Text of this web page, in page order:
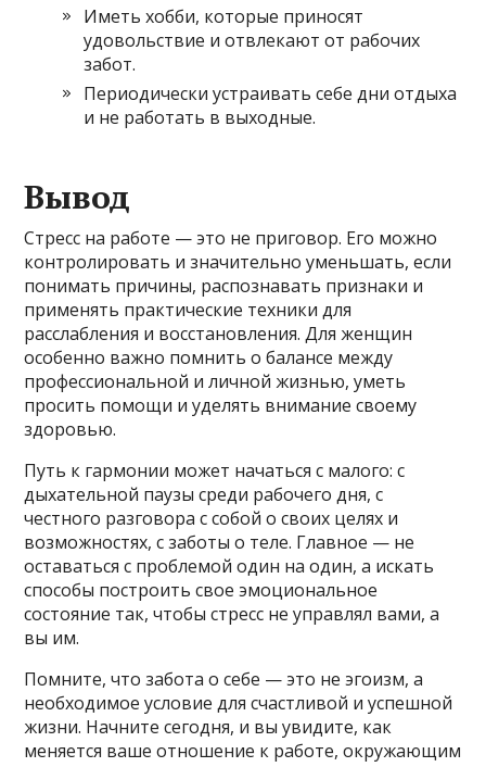
Иметь хобби, которые приносят
удовольствие и отвлекают от рабочих
забот.
Периодически устраивать себе дни отдыха
и не работать в выходные.
Вывод
Стресс на работе — это не приговор. Его можно
контролировать и значительно уменьшать, если
понимать причины, распознавать признаки и
применять практические техники для
расслабления и восстановления. Для женщин
особенно важно помнить о балансе между
профессиональной и личной жизнью, уметь
просить помощи и уделять внимание своему
здоровью.
Путь к гармонии может начаться с малого: с
дыхательной паузы среди рабочего дня, с
честного разговора с собой о своих целях и
возможностях, с заботы о теле. Главное — не
оставаться с проблемой один на один, а искать
способы построить свое эмоциональное
состояние так, чтобы стресс не управлял вами, а
вы им.
Помните, что забота о себе — это не эгоизм, а
необходимое условие для счастливой и успешной
жизни. Начните сегодня, и вы увидите, как
меняется ваше отношение к работе, окружающим